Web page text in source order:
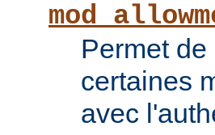
Permet
certaines
avec